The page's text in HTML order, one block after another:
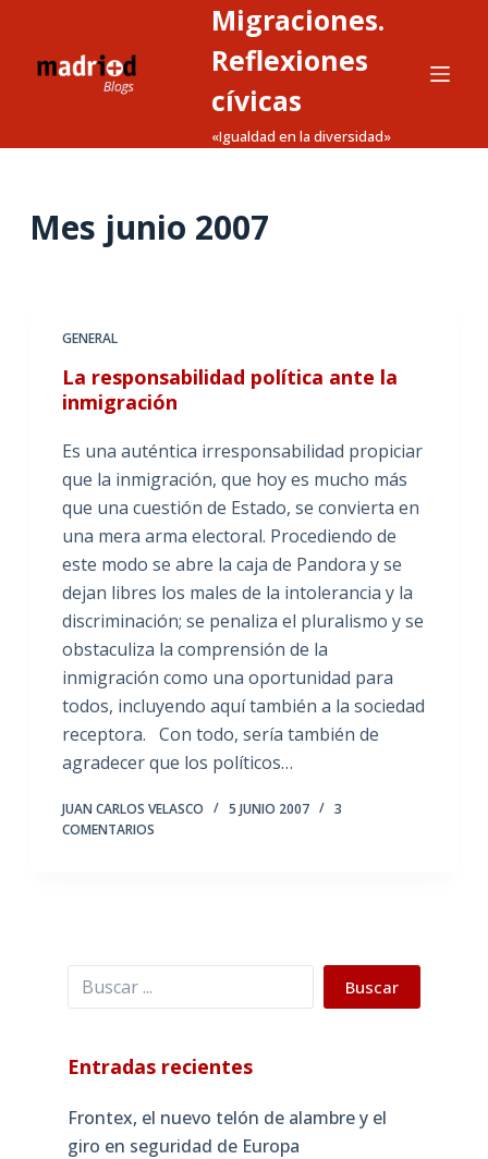
Migraciones.
Reflexiones
cívicas
«Igualdad en la diversidad»
Mes junio 2007
GENERAL
La responsabilidad política ante la
inmigración
Es una auténtica irresponsabilidad propiciar
que la inmigración, que hoy es mucho más
que una cuestión de Estado, se convierta en
una mera arma electoral. Procediendo de
este modo se abre la caja de Pandora y se
dejan libres los males de la intolerancia y la
discriminación; se penaliza el pluralismo y se
obstaculiza la comprensión de la
inmigración como una oportunidad para
todos, incluyendo aquí también a la sociedad
receptora. Con todo, sería también de
agradecer que los políticos…
JUAN CARLOS VELASCO 5 JUNIO 2007
3
COMENTARIOS
Buscar Buscar
Entradas recientes
Frontex, el nuevo telón de alambre y el
giro en seguridad de Europa